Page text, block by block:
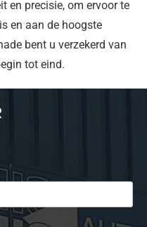
en precisie, om ervoor te
en aan de hoogste
bent u verzekerd van
tot eind.